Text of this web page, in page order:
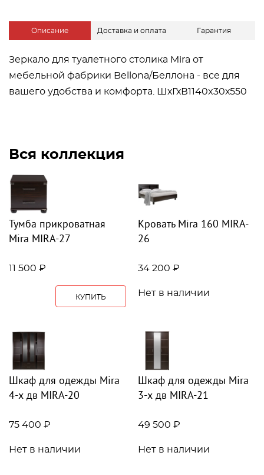
Описание Доставка и оплата Гарантия
Зеркало для туалетного столика Mira от
мебельной фабрики Bellona/Беллона - все для
вашего удобства и комфорта. ШхГхВ1140x30х550
Вся коллекция
Тумба прикроватная
Mira MIRA-27
11 500 ₽
КУПИТЬ
Кровать Mira 160 MIRA-
26
34 200 ₽
Нет в наличии
Шкаф для одежды Mira
4-х дв MIRA-20
75 400 ₽
Нет в наличии
Шкаф для одежды Mira
3-х дв MIRA-21
49 500 ₽
Нет в наличии